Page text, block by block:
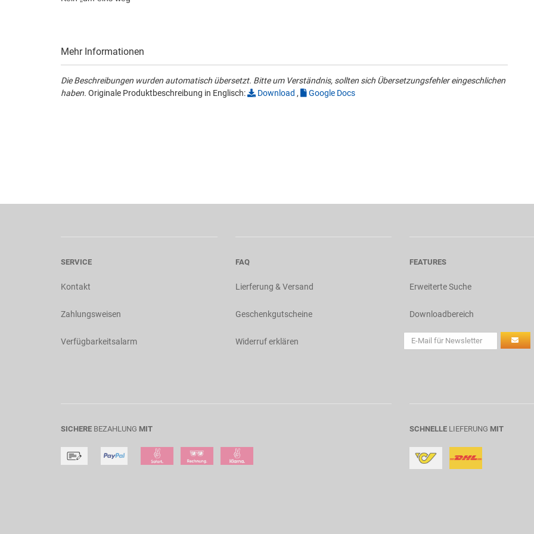
Mehr Informationen
Die Beschreibungen wurden automatisch übersetzt. Bitte um Verständnis, sollten sich Übersetzungsfehler eingeschlichen
haben. Originale Produktbeschreibung in Englisch: Download , Google Docs
SERVICE
Kontakt
Zahlungsweisen
Verfügbarkeitsalarm
FAQ
Lierferung & Versand
Geschenkgutscheine
Widerruf erklären
FEATURES
Erweiterte Suche
Downloadbereich
SICHERE BEZAHLUNG MIT SCHNELLE LIEFERUNG MIT